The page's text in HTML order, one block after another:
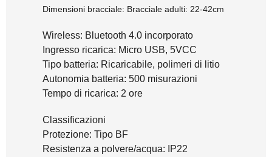
Dimensioni bracciale: Bracciale adulti: 22-42cm
Wireless: Bluetooth 4.0 incorporato
Ingresso ricarica: Micro USB, 5VCC
Tipo batteria: Ricaricabile, polimeri di litio
Autonomia batteria: 500 misurazioni
Tempo di ricarica: 2 ore
Classificazioni
Protezione: Tipo BF
Resistenza a polvere/acqua: IP22